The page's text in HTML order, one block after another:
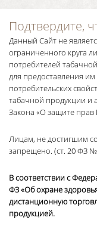
Подтвердите,
Данный Сайт не
ограниченного круга
потребителей
для предоставления
потребительских
табачной продукции и
Закона «О защите прав
Лицам, не достигшим
запрещено. (ст. 20 ФЗ
В соответствии с
ФЗ «Об охране
дистанционную
продукцией.